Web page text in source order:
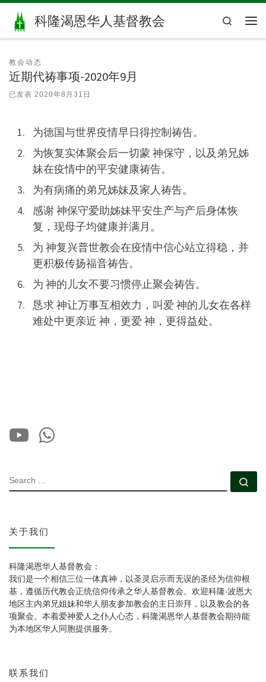
Skip to content
科隆渴恩华人基督教会
Search
教会动态
近期代祷事项-2020年9月
已发表 2020年8月31日
为德国与世界疫情早日得控制祷告。
为恢复实体聚会后一切蒙 神保守，以及弟兄姊
妹在疫情中的平安健康祷告。
为有病痛的弟兄姊妹及家人祷告。
感谢 神保守爱助姊妹平安生产与产后身体恢
复，现母子均健康并满月。
为 神复兴普世教会在疫情中信心站立得稳，并
更积极传扬福音祷告。
为 神的儿女不要习惯停止聚会祷告。
恳求 神让万事互相效力，叫爱 神的儿女在各样
难处中更亲近 神，更爱 神，更得益处。
SEARCH
关于我们
科隆渴恩华人基督教会：
我们是一个相信三位一体真神，以圣灵启示而无误的圣经为信仰根
基，遵循历代教会正统信仰传承之华人基督教会。欢迎科隆-波恩大
地区主内弟兄姐妹和华人朋友参加教会的主日崇拜，以及教会的各
项聚会。本着爱神爱人之仆人心态，科隆渴恩华人基督教会期待能
为本地区华人同胞提供服务。
联系我们